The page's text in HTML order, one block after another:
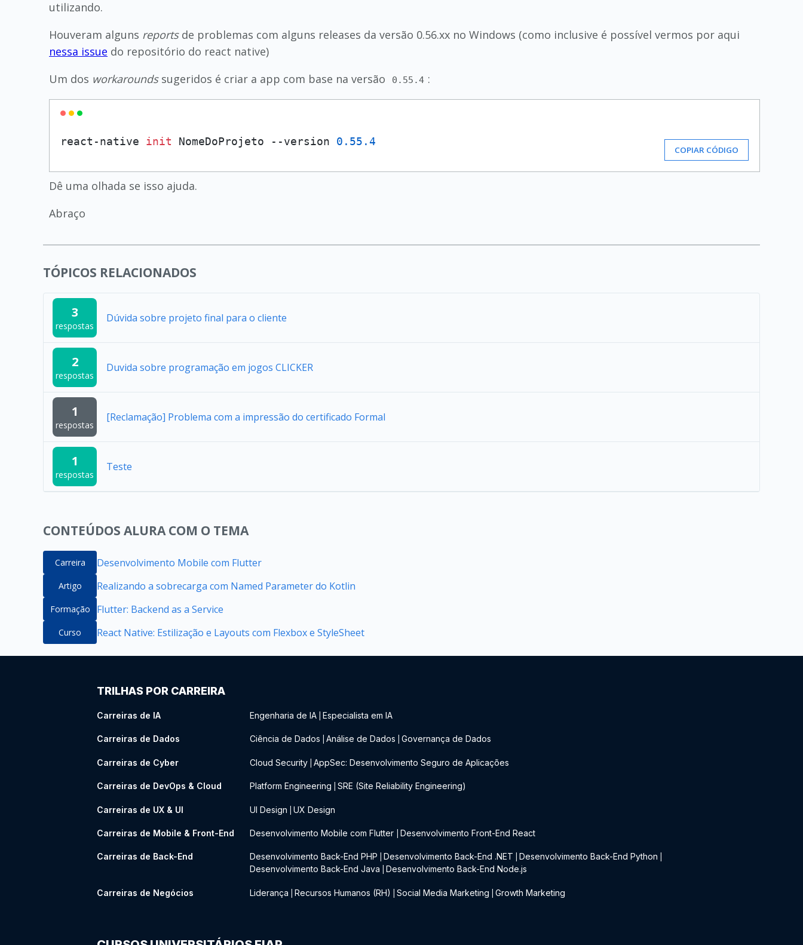
utilizando.
Houveram alguns reportsde problemas com alguns releases da versão 0.56.xx no Windows (como inclusive é possível vermos por aqui
nessa issue do repositório do react native)
Um dos workaroundssugeridos é criar a app com base na versão 0.55.4 :
react-native init NomeDoProjeto --version 0.55 .4
COPIAR CÓDIGO
Dê uma olhada se isso ajuda.
Abraço
TÓPICOS RELACIONADOS
3
respostas
Dúvida sobre projeto final para o cliente
2
respostas
Duvida sobre programação em jogos CLICKER
1
respostas
[Reclamação] Problema com a impressão do certificado Formal
1
respostas
Teste
CONTEÚDOS ALURA COM O TEMA
Carreira Desenvolvimento Mobile com Flutter
Artigo Realizando a sobrecarga com Named Parameter do Kotlin
Formação Flutter: Backend as a Service
Curso React Native: Estilização e Layouts com Flexbox e StyleSheet
TRILHAS POR CARREIRA
Carreiras de IA Engenharia de IA Especialista em IA
Carreiras de Dados Ciência de Dados Análise de Dados Governança de Dados
Carreiras de Cyber Cloud Security AppSec: Desenvolvimento Seguro de Aplicações
Carreiras de DevOps & Cloud Platform Engineering SRE (Site Reliability Engineering)
Carreiras de UX & UI UI Design UX Design
Carreiras de Mobile & Front-End Desenvolvimento Mobile com Flutter Desenvolvimento Front-End React
Carreiras de Back-End Desenvolvimento Back-End PHP Desenvolvimento Back-End .NET Desenvolvimento Back-End Python
Desenvolvimento Back-End Java Desenvolvimento Back-End Node.js
Carreiras de Negócios Liderança Recursos Humanos (RH) Social Media Marketing Growth Marketing